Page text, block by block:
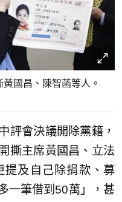
國昌、陳智菡等人。
評會決議開除黨籍，
撕主席黃國昌、立法
提及自己除捐款、募
一筆借到50萬」，甚